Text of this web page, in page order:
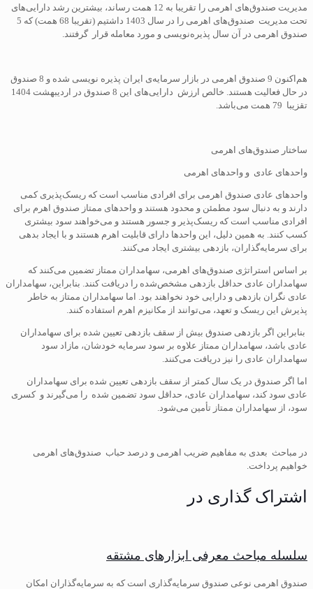
مدیریت صندوق‌های اهرمی را تقریبا به 12 همت رساند، بیشترین رشد دارایی‌های
تحت مدیریت صندوق‌های اهرمی را در سال 1403 داشتیم (تقریبا 68 همت) که 5
صندوق اهرمی در آن سال پذیره‌نویسی و مورد معامله قرار گرفتند.
هم‌اکنون 9 صندوق اهرمی در بازار سرمایه‌ی ایران پذیره نویسی شده‌ و 8 صندوق
در حال فعالیت هستند. خالص ارزش دارایی‌های این 8 صندوق در اردیبهشت 1404
تقزیبا 79 همت می‌باشد.
ساختار صندوق‌های اهرمی
واحدهای عادی و واحدهای اهرمی
واحدهای عادی صندوق اهرمی برای افرادی مناسب است که ریسک‌پذیری کمی
دارند و به دنبال سود مطمئن و محدود هستند و واحدهای ممتاز صندوق اهرم برای
افرادی مناسب است که ریسک‌پذیر و جسور هستند و می‌خواهند سود بیشتری
کسب کنند. به همین دلیل، این واحدها دارای قابلیت اهرم هستند و با ایجاد بدهی
برای سرمایه‌گذاران، بازدهی بیشتری ایجاد می‌کنند.
بر اساس استراتژی صندوق‌های اهرمی، سهامداران ممتاز تضمین می‌کنند که
سهامداران عادی حداقل بازدهی مشخص‌شده را دریافت کنند. بنابراین، سهامداران
عادی نگران بازدهی و دارایی خود نخواهند بود. اما سهامداران ممتاز به خاطر
پذیرش این ریسک و تعهد، می‌توانند از مکانیزم اهرم استفاده کنند.
بنابراین اگر بازدهی صندوق بیش از سقف بازدهی تعیین شد‌ه برای سهامداران
عادی باشد، سهامداران ممتاز علاوه بر سود سرمایه خودشان، مازاد سود
سهامداران عادی را نیز دریافت می‌کنند.
اما اگر صندوق در یک سال کمتر از سقف بازدهی تعیین شد‌ه برای سهامداران
عادی سود کند، سهامداران عادی، حداقل سود تضمین شده را می‌گیرند و کسری
سود، از سهامداران ممتاز تأمین می‌شود.
در مباحث بعدی به مفاهیم ضریب اهرمی و درصد حباب صندوق‌های اهرمی
خواهیم پرداخت.
اشتراک گذاری در
سلسله مباحث معرفی ابزارهای مشتقه
صندوق اهرمی نوعی صندوق سرمایه‌گذاری است که به سرمایه‌گذاران امکان